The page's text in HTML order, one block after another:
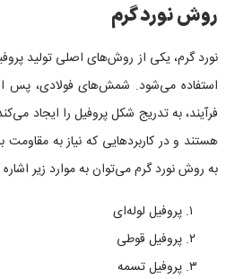
روش نورد گرم
نورد گرم، یکی از روش‌های اصلی تولید
استفاده می‌شود. شمش‌های فولادی، پس از
فرآیند، به تدریج شکل پروفیل را ایجاد
هستند و در کاربردهایی که نیاز به
به روش نورد گرم می‌توان به موارد زیر اشاره
پروفیل لوله‌ای
پروفیل قوطی
پروفیل تسمه